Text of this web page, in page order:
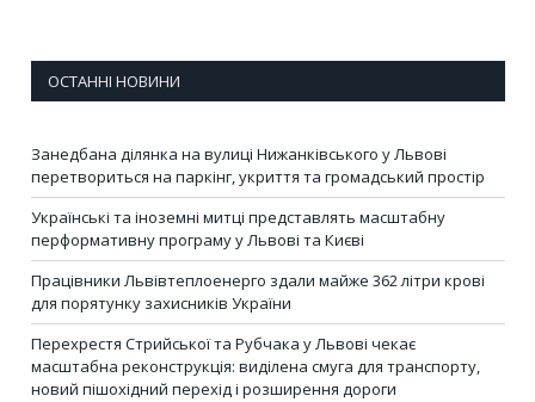
ОСТАННІ НОВИНИ
Занедбана ділянка на вулиці Нижанківського у Львові
перетвориться на паркінг, укриття та громадський простір
Українські та іноземні митці представлять масштабну
перформативну програму у Львові та Києві
Працівники Львівтеплоенерго здали майже 362 літри крові
для порятунку захисників України
Перехрестя Стрийської та Рубчака у Львові чекає
масштабна реконструкція: виділена смуга для транспорту,
новий пішохідний перехід і розширення дороги